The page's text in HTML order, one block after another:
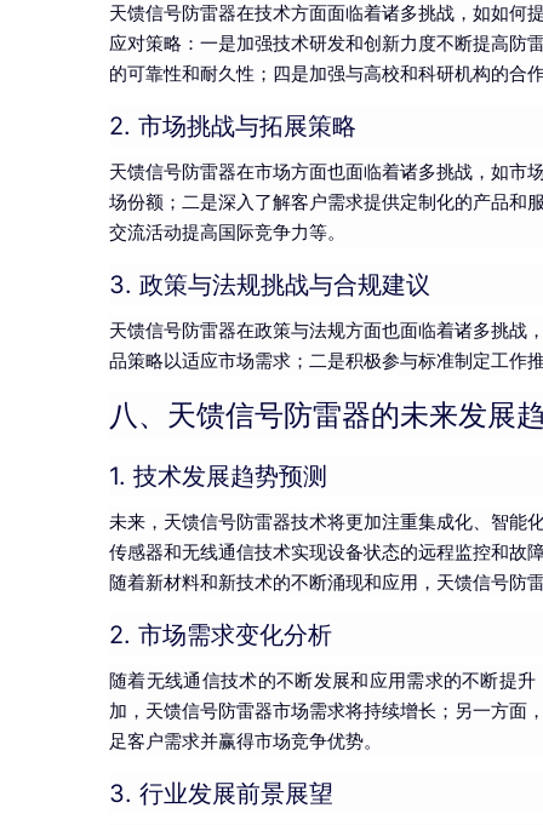
天馈信号防雷器在技术方面面临着诸多挑战，如如何
应对策略：一是加强技术研发和创新力度不断提高防
的可靠性和耐久性；四是加强与高校和科研机构的合
2. 市场挑战与拓展策略
天馈信号防雷器在市场方面也面临着诸多挑战，如市
场份额；二是深入了解客户需求提供定制化的产品和
交流活动提高国际竞争力等。
3. 政策与法规挑战与合规建议
天馈信号防雷器在政策与法规方面也面临着诸多挑战
品策略以适应市场需求；二是积极参与标准制定工作
八、天馈信号防雷器的未来发展
1. 技术发展趋势预测
未来，天馈信号防雷器技术将更加注重集成化、智能
传感器和无线通信技术实现设备状态的远程监控和故
随着新材料和新技术的不断涌现和应用，天馈信号防
2. 市场需求变化分析
随着无线通信技术的不断发展和应用需求的不断提
加，天馈信号防雷器市场需求将持续增长；另一方面
足客户需求并赢得市场竞争优势。
3. 行业发展前景展望